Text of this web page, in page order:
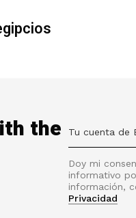
the
Doy mi
informativo
información,
Privacidad